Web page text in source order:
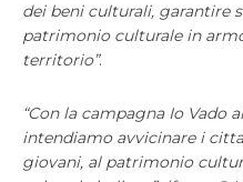
dei beni culturali, garantire
patrimonio culturale in
territorio”.
“Con la campagna Io Vado
intendiamo avvicinare i
giovani, al patrimonio